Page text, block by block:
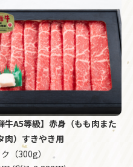
牛A5等級】赤身（もも肉また
肉）すきやき用
（300g）